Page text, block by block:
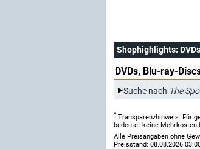
Shophighlights:
DVDs, Blu-ray-
Suche nach The
* Transparenzhinweis: Für
bedeutet keine Mehrkosten
Alle Preisangaben ohne
Preisstand: 08.08.2026